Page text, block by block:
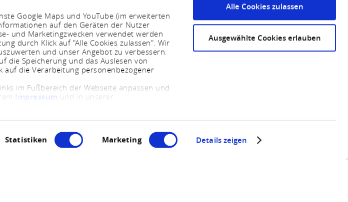
Google Maps und YouTube (im erweiterten
auf den Geräten der Nutzer
und Marketingzwecken verwendet werden
durch Klick auf "Alle Cookies zulassen". Wir
und unser Angebot zu verbessern.
die Speicherung und das Auslesen von
auf die Verarbeitung personenbezogener
im Fußbereich der Webseite anpassen und
Impressum und in unserer
Statistiken Marketing Details zeigen
Alle Cookies zulassen
Ausgewählte Cookies erlauben